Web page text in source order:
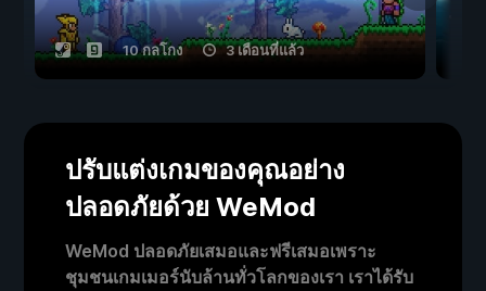
10 กลโกง 3 เดือนที่แล้ว
ปรับแต่งเกมของคุณอย่าง
ปลอดภัยด้วย WeMod
WeMod ปลอดภัยเสมอและฟรีเสมอเพราะ
ชุมชนเกมเมอร์นับล้านทั่วโลกของเรา เราได้รับ